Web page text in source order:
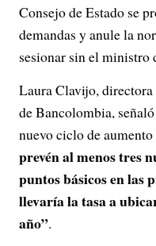
Consejo de Estado se
demandas y anule la
sesionar sin el ministro
Laura Clavijo,
de Bancolombia,
nuevo ciclo de aumento
prevén al menos tres
puntos básicos en las
llevaría la tasa a
año”.